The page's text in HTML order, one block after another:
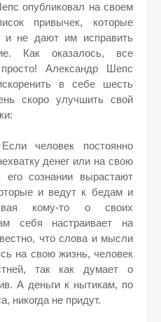
опубликовал на своем
привычек, которые
не дают им исправить
Как оказалось, все
Александр Шепс
в себе шесть
скоро улучшить свой
человек постоянно
денег или на свою
сознании вырастают
и ведут к бедам и
кому-то о своих
себя настраивает на
что слова и мысли
на свою жизнь, человек
так как думает о
А деньги к нытикам, по
никогда не придут.